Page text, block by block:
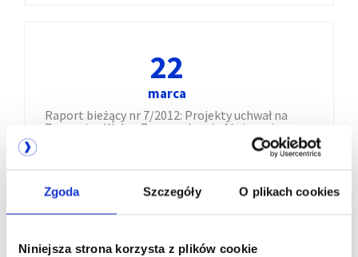
Zgoda Szczegóły O plikach cookies
Niniejsza strona korzysta z plików cookie
22
marca
Raport bieżący nr 7/2012: Projekty uchwał na
Zwyczajne Walne Zgromadzenie Akcjonariuszy
Talex S.A. zwołane na dzień 18 kwietnia 2012 r.
22